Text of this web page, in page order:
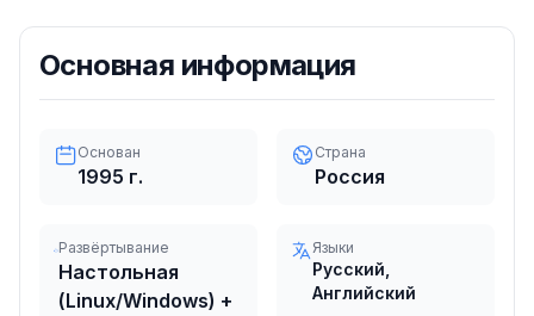
Основная информация
Основан
1995 г.
Страна
Россия
Развёртывание
Настольная
(Linux/Windows) +
Языки
Русский,
Английский